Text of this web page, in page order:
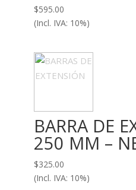
$595.00
(Incl. IVA: 10%)
BARRA DE
250 MM –
$325.00
(Incl. IVA: 10%)